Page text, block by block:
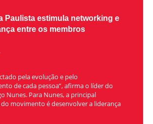
Paulista estimula networking e
entre os membros
pela evolução e pelo
de cada pessoa”, afirma o líder do
Nunes. Para Nunes, a principal
movimento é desenvolver a liderança